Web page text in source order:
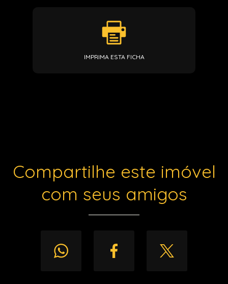
IMPRIMA ESTA FICHA
Compartilhe este imóvel
com seus amigos